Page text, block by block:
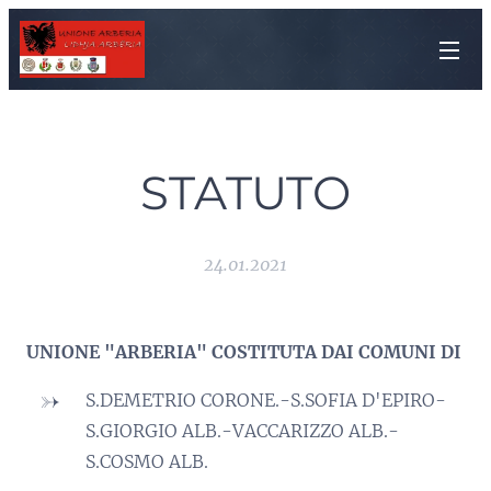
STATUTO
24.01.2021
UNIONE "ARBERIA" COSTITUTA DAI COMUNI DI
S.DEMETRIO CORONE.-S.SOFIA D'EPIRO-
S.GIORGIO ALB.-VACCARIZZO ALB.-
S.COSMO ALB.